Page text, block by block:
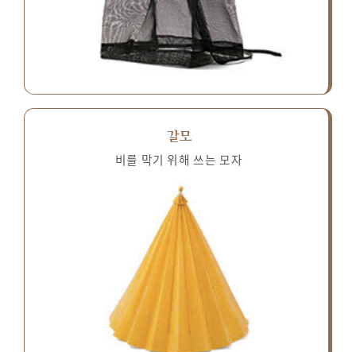
갈모
비를 막기 위해 쓰는 모자